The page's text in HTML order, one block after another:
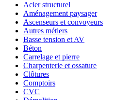
Acier structurel
Aménagement paysager
Ascenseurs et convoyeurs
Autres métiers
Basse tension et AV
Béton
Carrelage et pierre
Charpenterie et ossature
Clôtures
Comptoirs
CVC